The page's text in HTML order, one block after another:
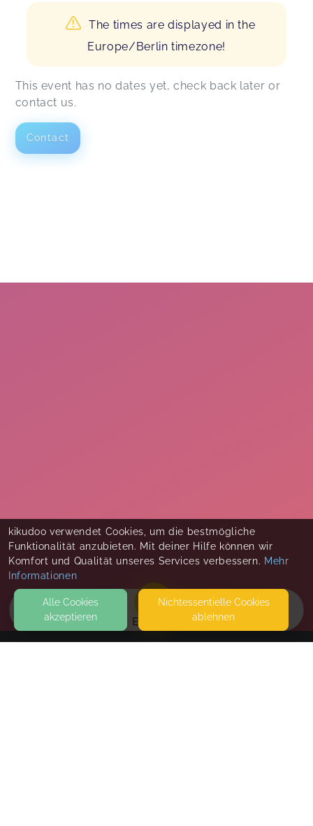
EVENTS
The times are displayed in the
Europe/Berlin timezone!
This event has no dates yet, check back later or
contact us.
Contact
kikudoo verwendet Cookies, um die bestmögliche
Funktionalität anzubieten. Mit deiner Hilfe können wir
Komfort und Qualität unseres Services verbessern. Mehr
Informationen
Alle Cookies
akzeptieren
Nicht­essentielle Cookies
ablehnen